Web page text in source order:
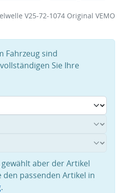
V25-72-1074 Original VEMO
Fahrzeug sind
Sie Ihre
aber der Artikel
den passenden Artikel in
.